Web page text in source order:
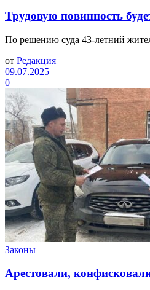
Трудовую повинность
По решению суда 43-летний
от Редакция
09.07.2025
0
Законы
Арестовали,